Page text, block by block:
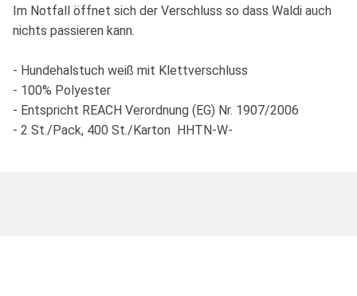
Im Notfall öffnet sich der Verschluss so dass Waldi auch
nichts passieren kann.
- Hundehalstuch weiß mit Klettverschluss
- 100% Polyester
- Entspricht REACH Verordnung (EG) Nr. 1907/2006
- 2 St./Pack, 400 St./Karton HHTN-W-